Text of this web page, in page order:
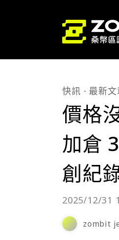
快訊 最新文
價格
加倉
創紀
2025/12/31
zombit